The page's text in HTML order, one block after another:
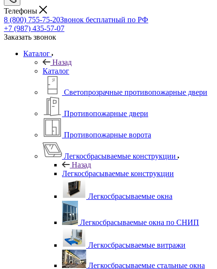
Телефоны
8 (800) 755-75-20Звонок бесплатный по РФ
+7 (987) 435-57-07
Заказать звонок
Каталог
Назад
Каталог
Светопрозрачные противопожарные двери
Противопожарные двери
Противопожарные ворота
Легкосбрасываемые конструкции
Назад
Легкосбрасываемые конструкции
Легкосбрасываемые окна
Легкосбрасываемые окна по СНИП
Легкосбрасываемые витражи
Легкосбрасываемые стальные окна